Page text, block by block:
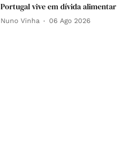
Portugal vive em dívida alimentar
Nuno Vinha 06 Ago 2026